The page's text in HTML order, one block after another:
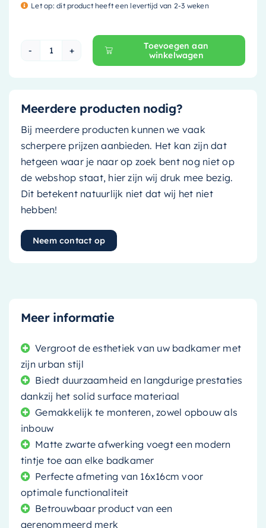
Let op: dit product heeft een levertijd van 2-3 weken
Mondiaz Easy Toiletrolhouder CUBE - solid
Toevoegen aan
winkelwagen
Meerdere producten nodig?
Bij meerdere producten kunnen we vaak
scherpere prijzen aanbieden. Het kan zijn dat
hetgeen waar je naar op zoek bent nog niet op
de webshop staat, hier zijn wij druk mee bezig.
Dit betekent natuurlijk niet dat wij het niet
hebben!
Neem contact op
Meer informatie
Vergroot de esthetiek van uw badkamer met
zijn urban stijl
Biedt duurzaamheid en langdurige prestaties
dankzij het solid surface materiaal
Gemakkelijk te monteren, zowel opbouw als
inbouw
Matte zwarte afwerking voegt een modern
tintje toe aan elke badkamer
Perfecte afmeting van 16x16cm voor
optimale functionaliteit
Betrouwbaar product van een
gerenommeerd merk